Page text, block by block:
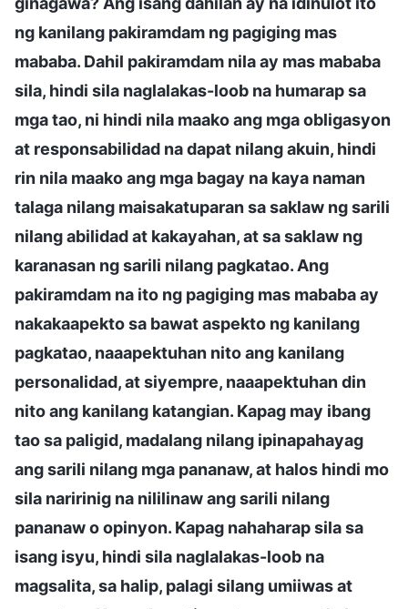
ng kanilang pakiramdam ng pagiging mas
mababa. Dahil pakiramdam nila ay mas mababa
sila, hindi sila naglalakas-loob na humarap sa
mga tao, ni hindi nila maako ang mga obligasyon
at responsabilidad na dapat nilang akuin, hindi
rin nila maako ang mga bagay na kaya naman
talaga nilang maisakatuparan sa saklaw ng sarili
nilang abilidad at kakayahan, at sa saklaw ng
karanasan ng sarili nilang pagkatao. Ang
pakiramdam na ito ng pagiging mas mababa ay
nakakaapekto sa bawat aspekto ng kanilang
pagkatao, naaapektuhan nito ang kanilang
personalidad, at siyempre, naaapektuhan din
nito ang kanilang katangian. Kapag may ibang
tao sa paligid, madalang nilang ipinapahayag
ang sarili nilang mga pananaw, at halos hindi mo
sila naririnig na nililinaw ang sarili nilang
pananaw o opinyon. Kapag nahaharap sila sa
isang isyu, hindi sila naglalakas-loob na
magsalita, sa halip, palagi silang umiiwas at